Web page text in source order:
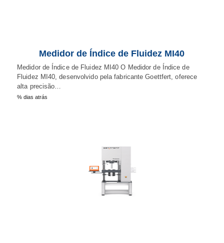
Medidor de Índice de Fluidez MI40
Medidor de Índice de Fluidez MI40 O Medidor de Índice de
Fluidez MI40, desenvolvido pela fabricante Goettfert, oferece
alta precisão…
% dias atrás